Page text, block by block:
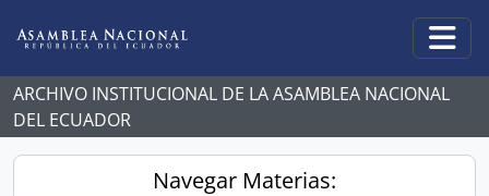
ARCHIVO INSTITUCIONAL DE LA ASAMBLEA NACIONAL
DEL ECUADOR
Navegar Materias: